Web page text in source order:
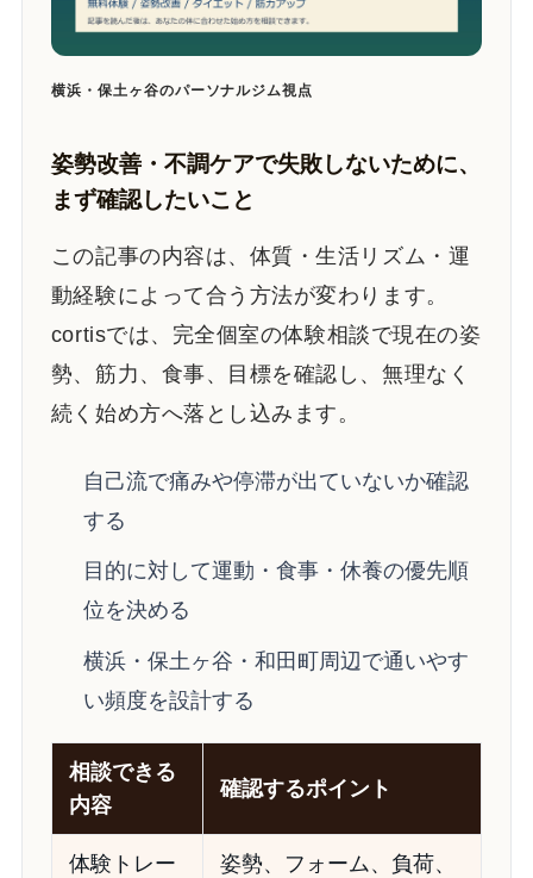
横浜・保土ヶ谷のパーソナルジム視点
姿勢改善・不調ケアで失敗しないために、
まず確認したいこと
この記事の内容は、体質・生活リズム・運
動経験によって合う方法が変わります。
cortisでは、完全個室の体験相談で現在の姿
勢、筋力、食事、目標を確認し、無理なく
続く始め方へ落とし込みます。
自己流で痛みや停滞が出ていないか確認
する
目的に対して運動・食事・休養の優先順
位を決める
横浜・保土ヶ谷・和田町周辺で通いやす
い頻度を設計する
相談できる
内容
確認するポイント
体験トレー
姿勢、フォーム、負荷、